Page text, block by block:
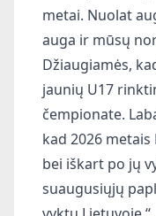
metai. Nuolat
auga ir mūsų
Džiaugiamės,
jaunių U17
čempionate.
kad 2026
bei iškart po jų
suaugusiųjų